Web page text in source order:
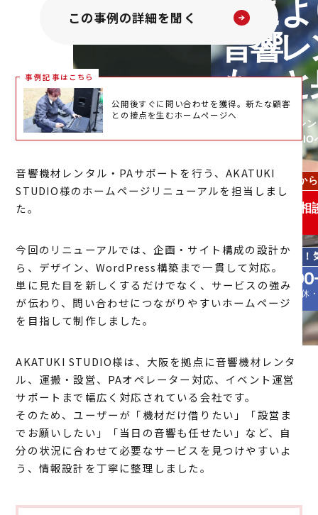
この事例の詳細を聞く
事例記事はこちら
公開後すぐに問い合わせを獲得。新たな顧客
との接点を生むホームページへ
音響機材レンタル・PAサポートを行う、AKATUKI
STUDIO様のホームページリニューアルを担当しまし
た。
今回のリニューアルでは、企画・サイト構成の設計か
ら、デザイン、WordPress構築まで一貫して対応。
単に見た目を新しくするだけでなく、サービスの強み
が伝わり、問い合わせにつながりやすいホームページ
を目指して制作しました。
AKATUKI STUDIO様は、大阪を拠点に音響機材レンタ
ル、運搬・設営、PAオペレーター対応、イベント運営
サポートまで幅広く対応されている会社です。
そのため、ユーザーが「機材だけ借りたい」「設営ま
でお願いしたい」「当日の音響も任せたい」など、自
分の状況に合わせて必要なサービスを見つけやすいよ
う、情報設計を丁寧に整理しました。